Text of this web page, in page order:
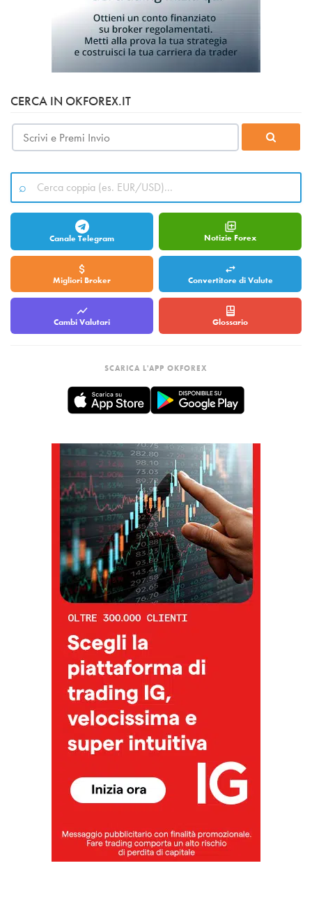
CERCA IN OKFOREX.IT
Canale Telegram Notizie Forex
Migliori Broker Convertitore di Valute
Cambi Valutari Glossario
SCARICA L'APP OKFOREX